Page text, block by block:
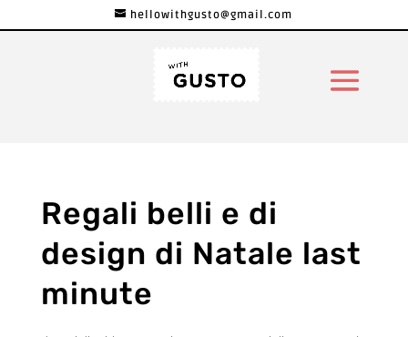
hellowithgusto@gmail.com
Regali belli e di
design di Natale last
minute